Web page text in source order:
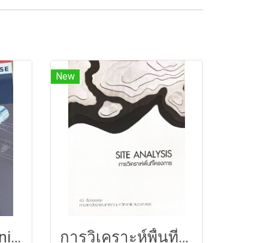
Shigley's Mechanical Engineering Design
New
การวิเคราะห์พื้นที่โครงการ 146